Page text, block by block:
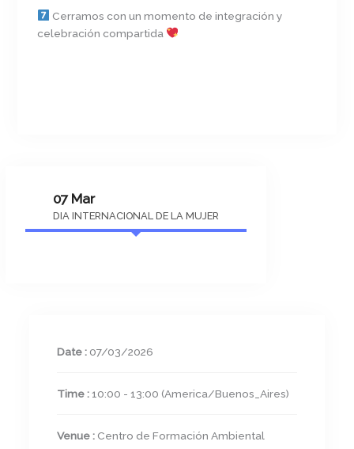
Cerramos con un momento de integración y
celebración compartida
07 Mar
DIA INTERNACIONAL DE LA MUJER
Date : 07/03/2026
Time :10:00 - 13:00 (America/Buenos_Aires)
Venue : Centro de Formación Ambiental